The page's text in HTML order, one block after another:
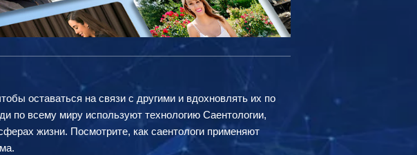
оставаться на связи с другими и вдохновлять их по
по всему миру используют технологию Саентологии,
жизни. Посмотрите, как саентологи применяют